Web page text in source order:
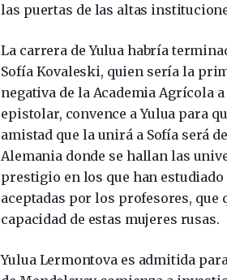
las puertas de las altas
La carrera de Yulua habría
Sofía Kovaleski, quien sería la
negativa de la Academia Agrícola
epistolar, convence a Yulua para
amistad que la unirá a Sofía será
Alemania donde se hallan las
prestigio en los que han
aceptadas por los profesores,
capacidad de estas mujeres rusas.
Yulua Lermontova es admitida